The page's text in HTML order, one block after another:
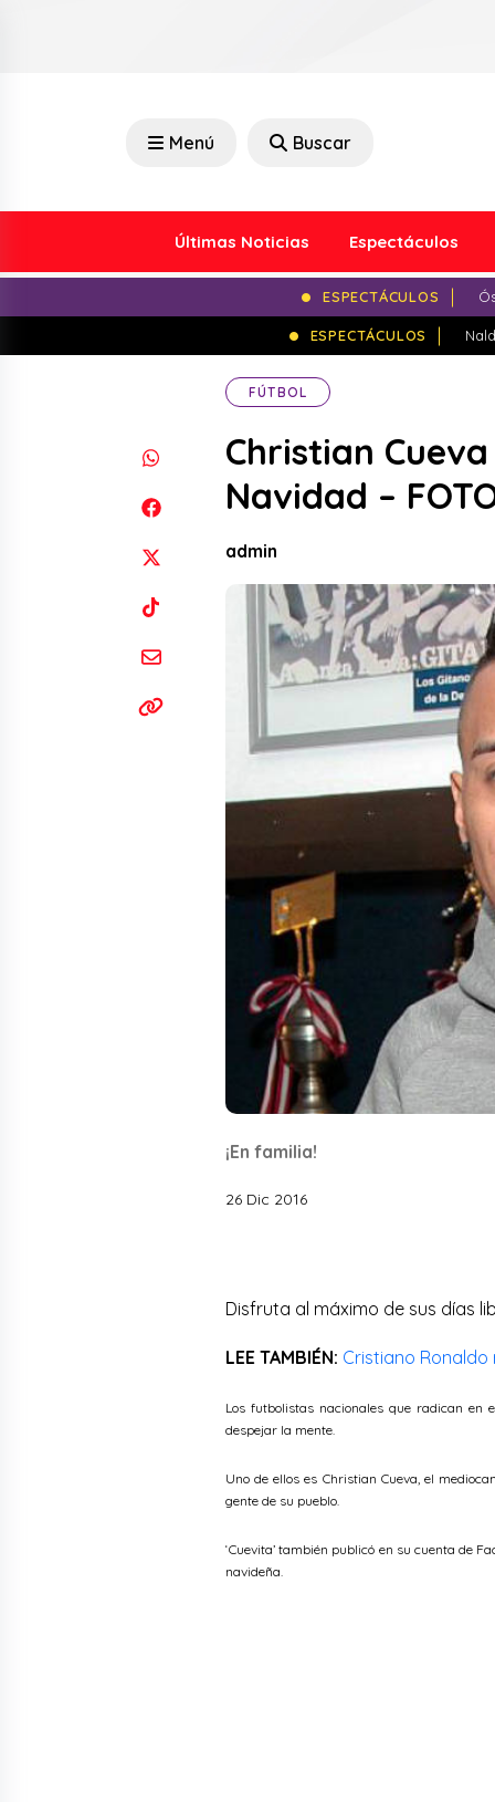
Menú Buscar
Últimas Noticias Espectáculos
ESPECTÁCULOS
ESPECTÁCULOS
FÚTBOL
Christian
Navidad –
admin
¡En familia!
26 Dic 2016
Disfruta al máximo de sus días
LEE TAMBIÉN: Cristiano Ronaldo
Los futbolistas nacionales que radican en
despejar la mente.
Uno de ellos es Christian Cueva, el
gente de su pueblo.
‘Cuevita’ también publicó en su cuenta de
navideña.